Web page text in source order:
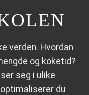
verden. Hvordan
og koketid?
seg i ulike
du